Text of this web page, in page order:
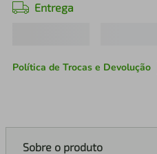
Entrega
Política de Trocas e Devolução
Sobre o produto